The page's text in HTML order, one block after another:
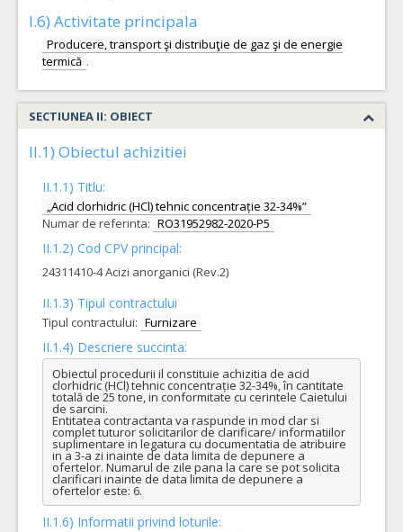
I.6) Activitate principala
Producere, transport şi distribuţie de gaz şi de energie
termică .
SECTIUNEA II: OBIECT
II.1) Obiectul achizitiei
II.1.1) Titlu:
„Acid clorhidric (HCl) tehnic concentrație 32-34%”
Numar de referinta: RO31952982-2020-P5
II.1.2) Cod CPV principal:
24311410-4 Acizi anorganici (Rev.2)
II.1.3) Tipul contractului
Tipul contractului: Furnizare
II.1.4) Descriere succinta:
Obiectul procedurii il constituie achizitia de acid
clorhidric (HCl) tehnic concentrație 32-34%, în cantitate
totală de 25 tone, in conformitate cu cerintele Caietului
de sarcini.
Entitatea contractanta va raspunde in mod clar si
complet tuturor solicitarilor de clarificare/ informatiilor
suplimentare in legatura cu documentatia de atribuire
in a 3-a zi inainte de data limita de depunere a
ofertelor. Numarul de zile pana la care se pot solicita
clarificari inainte de data limita de depunere a
ofertelor este: 6.
II.1.6) Informatii privind loturile: